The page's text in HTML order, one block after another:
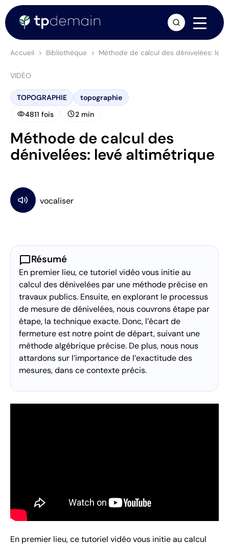
Accueil Bibliothèque Méthode de calcul des dénivelées:
VIDÉO
TOPOGRAPHIE topographie
visibility4811 fois schedule2 min
Méthode de calcul des
dénivelées: levé altimétrique
chat_bubbleRésumé
En premier lieu, ce tutoriel vidéo vous initie au
calcul des dénivelées par une méthode précise en
travaux publics. Ensuite, en explorant le processus
de mesure de dénivelées, nous couvrons étape par
étape, la technique exacte. Donc, l’écart de
fermeture est notre point de départ, suivant une
méthode algébrique précise. De plus, nous nous
attardons sur l’importance de l’exactitude des
mesures, dans ce contexte précis.
En premier lieu, ce tutoriel vidéo vous initie au calcul
arrow_forward